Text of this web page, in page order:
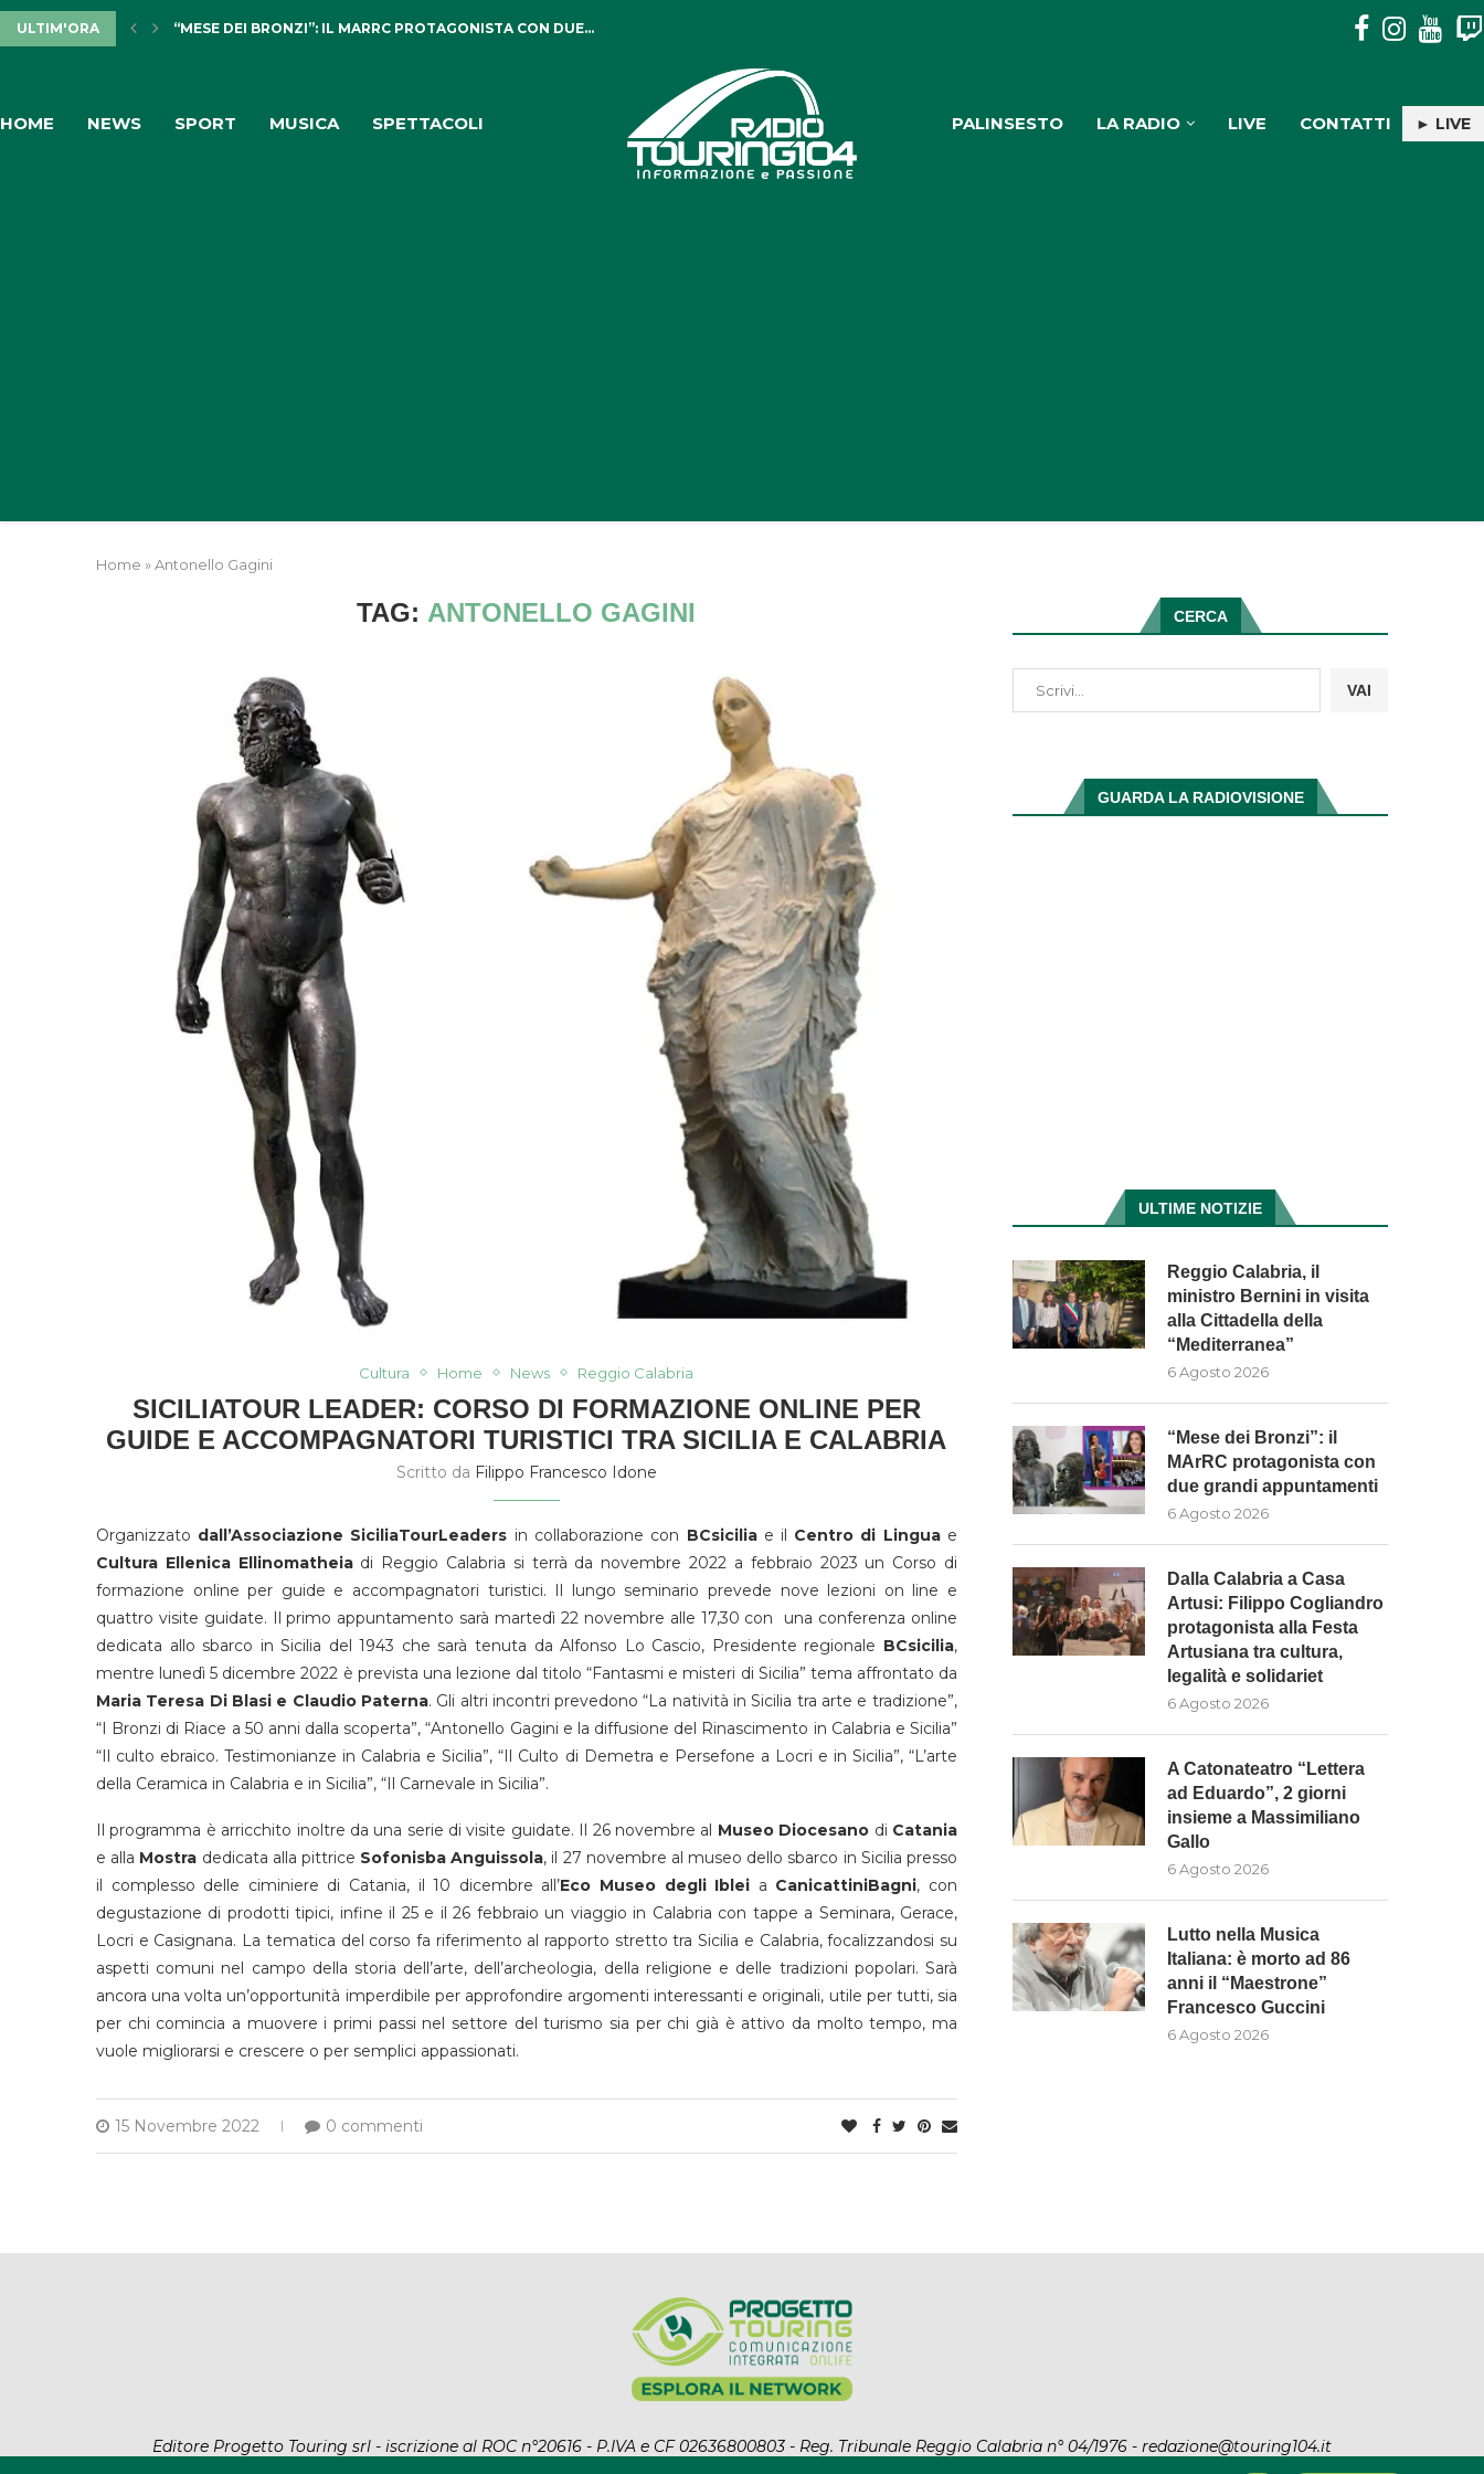
ULTIM'ORA “MESE DEI BRONZI”: IL MARRC PROTAGONISTA CON DUE... DALLA CALABRIA A CASA ARTUSI: FILIPPO COGLIANDRO
HOME NEWS SPORT MUSICA SPETTACOLI PALINSESTO LA RADIO LIVE CONTATTI ► LIVE
Home »Antonello Gagini
TAG: ANTONELLO GAGINI
Cultura Home News Reggio Calabria
SICILIATOUR LEADER: CORSO DI FORMAZIONE ONLINE PER
GUIDE E ACCOMPAGNATORI TURISTICI TRA SICILIA E CALABRIA
Scritto da Filippo Francesco Idone
Organizzato dall’Associazione SiciliaTourLeaders in collaborazione con BCsiciliae il Centro di Linguae
Cultura Ellenica Ellinomatheiadi Reggio Calabria si terrà da novembre 2022 a febbraio 2023 un Corso di
formazione online per guide e accompagnatori turistici. Il lungo seminario prevede nove lezioni on line e
quattro visite guidate. Il primo appuntamento sarà martedì 22 novembre alle 17,30 con una conferenza online
dedicata allo sbarco in Sicilia del 1943 che sarà tenuta da Alfonso Lo Cascio, Presidente regionale BCsicilia,
mentre lunedì 5 dicembre 2022 è prevista una lezione dal titolo “Fantasmi e misteri di Sicilia” tema affrontato da
Maria Teresa Di Blasi e Claudio Paterna. Gli altri incontri prevedono “La natività in Sicilia tra arte e tradizione”,
“I Bronzi di Riace a 50 anni dalla scoperta”, “Antonello Gagini e la diffusione del Rinascimento in Calabria e Sicilia”
“Il culto ebraico. Testimonianze in Calabria e Sicilia”, “Il Culto di Demetra e Persefone a Locri e in Sicilia”, “L’arte
della Ceramica in Calabria e in Sicilia”, “Il Carnevale in Sicilia”.
Il programma è arricchito inoltre da una serie di visite guidate. Il 26 novembre al Museo Diocesano di Catania
e alla Mostra dedicata alla pittrice Sofonisba Anguissola, il 27 novembre al museo dello sbarco in Sicilia presso
il complesso delle ciminiere di Catania, il 10 dicembre all’Eco Museo degli Iblei a CanicattiniBagni, con
degustazione di prodotti tipici, infine il 25 e il 26 febbraio un viaggio in Calabria con tappe a Seminara, Gerace,
Locri e Casignana. La tematica del corso fa riferimento al rapporto stretto tra Sicilia e Calabria, focalizzandosi su
aspetti comuni nel campo della storia dell’arte, dell’archeologia, della religione e delle tradizioni popolari. Sarà
ancora una volta un’opportunità imperdibile per approfondire argomenti interessanti e originali, utile per tutti, sia
per chi comincia a muovere i primi passi nel settore del turismo sia per chi già è attivo da molto tempo, ma
vuole migliorarsi e crescere o per semplici appassionati.
15 Novembre 2022 0 commenti
CERCA
VAI
GUARDA LA RADIOVISIONE
ULTIME NOTIZIE
Reggio Calabria, il
ministro Bernini in visita
alla Cittadella della
“Mediterranea”
6 Agosto 2026
“Mese dei Bronzi”: il
MArRC protagonista con
due grandi appuntamenti
6 Agosto 2026
Dalla Calabria a Casa
Artusi: Filippo Cogliandro
protagonista alla Festa
Artusiana tra cultura,
legalità e solidariet
6 Agosto 2026
A Catonateatro “Lettera
ad Eduardo”, 2 giorni
insieme a Massimiliano
Gallo
6 Agosto 2026
Lutto nella Musica
Italiana: è morto ad 86
anni il “Maestrone”
Francesco Guccini
6 Agosto 2026
Editore Progetto Touring srl - iscrizione al ROC n°20616 - P.IVA e CF 02636800803 - Reg. Tribunale Reggio Calabria n° 04/1976 - redazione@touring104.it